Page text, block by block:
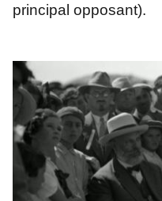
principal opposant).